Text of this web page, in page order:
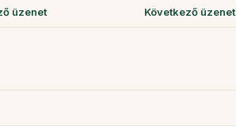
üzenet Következő üzenet